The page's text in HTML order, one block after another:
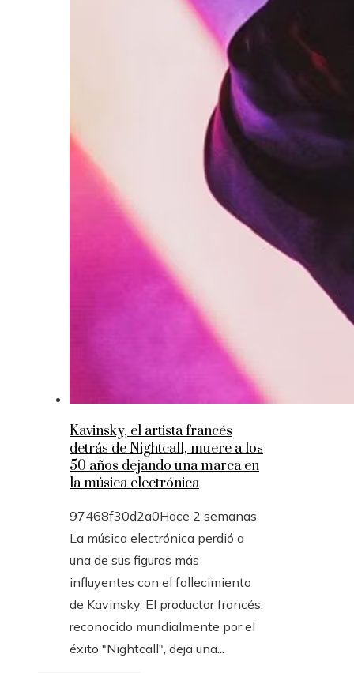
Kavinsky, el artista francés
detrás de Nightcall, muere a los
50 años dejando una marca en
la música electrónica
97468f30d2a0Hace 2 semanas
La música electrónica perdió a
una de sus figuras más
influyentes con el fallecimiento
de Kavinsky. El productor francés,
reconocido mundialmente por el
éxito "Nightcall", deja una...